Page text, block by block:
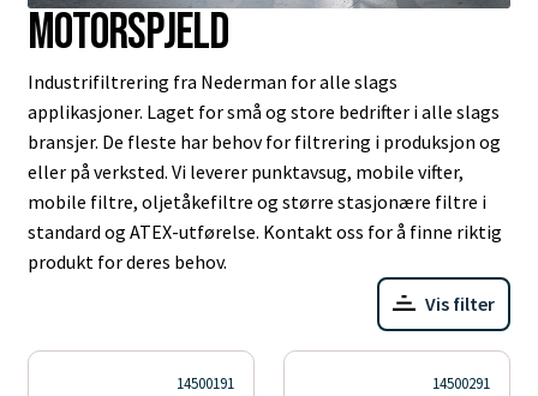
Motorspjeld
Industrifiltrering fra Nederman for alle slags
applikasjoner. Laget for små og store bedrifter i alle slags
bransjer. De fleste har behov for filtrering i produksjon og
eller på verksted. Vi leverer punktavsug, mobile vifter,
mobile filtre, oljetåkefiltre og større stasjonære filtre i
standard og ATEX-utførelse. Kontakt oss for å finne riktig
produkt for deres behov.
Vis filter
14500191 14500291